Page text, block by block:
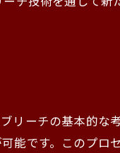
リーチの基本的な
能です。このプロ